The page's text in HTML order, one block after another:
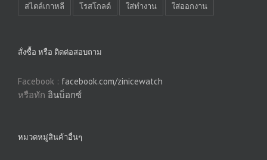
สไตล์เกาหลี
โรสโกลด์ ใส่ทำงาน ใส่ออกงาน
สั่งซื้อ หรือ ติดต่อสอบถาม
Facebook : facebook.com/zinicewatch
หรือทัก อินบ็อกซ์
หมวดหมู่สินค้าอื่นๆ